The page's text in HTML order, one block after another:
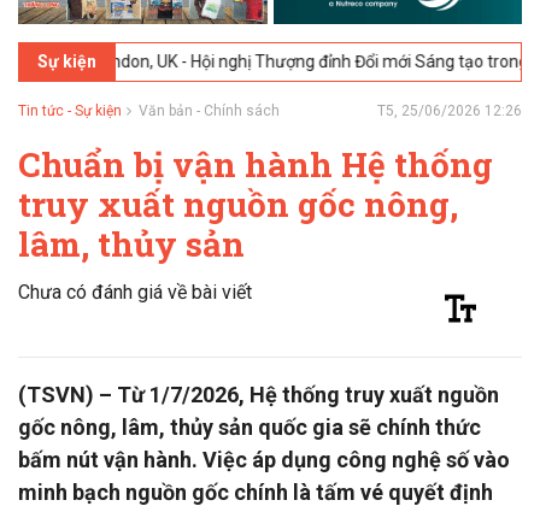
Sự kiện
London, UK - Hội nghị Thượng đỉnh Đổi mới Sáng tạo trong Ngành
Tin tức - Sự kiện Văn bản - Chính sách T5, 25/06/2026 12:26
Chuẩn bị vận hành Hệ thống
truy xuất nguồn gốc nông,
lâm, thủy sản
Chưa có đánh giá về bài viết
(TSVN) – Từ 1/7/2026, Hệ thống truy xuất nguồn
gốc nông, lâm, thủy sản quốc gia sẽ chính thức
bấm nút vận hành. Việc áp dụng công nghệ số vào
minh bạch nguồn gốc chính là tấm vé quyết định